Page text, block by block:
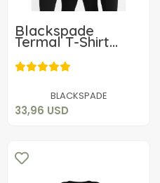
Blackspade
Termal T-Shirt
Short 1263
BLACKSPADE
33,96 USD
33,96 USD